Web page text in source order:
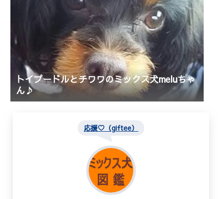
トイプードルとチワワのミックス犬meluちゃ
ん♪
応援♡（giftee）